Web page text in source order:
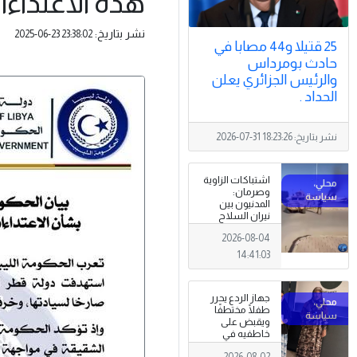
25 قتيلا و44 مصابا في
حادث بومرداس
والرئيس الجزائري يعلن
الحداد .
نشر بتاريخ:2026-07-31 18:23:26
اشتباكات الزاوية
وصرمان:
المدنيون بين
نيران السلاح
المنتشر خارج
سلطة القانون
2026-08-04
14:41:03
جهاز الردع يحرر
طفلًا مختطفًا
ويقبض على
خاطفيه في
طرابلس
نشر بتاريخ: 2025-06-23 23:38:02